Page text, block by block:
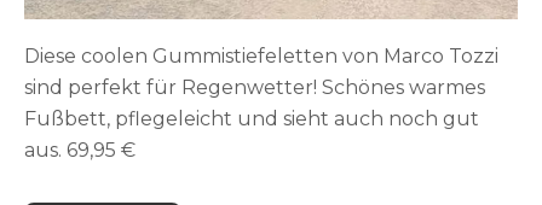
Diese coolen Gummistiefeletten von Marco Tozzi
sind perfekt für Regenwetter! Schönes warmes
Fußbett, pflegeleicht und sieht auch noch gut
aus. 69,95 €